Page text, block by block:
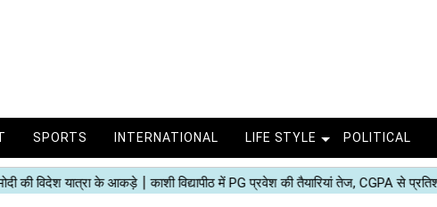
SPORTS INTERNATIONAL LIFE STYLE POLITICAL